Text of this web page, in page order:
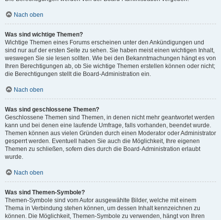
Nach oben
Was sind wichtige Themen?
Wichtige Themen eines Forums erscheinen unter den Ankündigungen und
sind nur auf der ersten Seite zu sehen. Sie haben meist einen wichtigen Inhalt,
weswegen Sie sie lesen sollten. Wie bei den Bekanntmachungen hängt es von
Ihren Berechtigungen ab, ob Sie wichtige Themen erstellen können oder nicht;
die Berechtigungen stellt die Board-Administration ein.
Nach oben
Was sind geschlossene Themen?
Geschlossene Themen sind Themen, in denen nicht mehr geantwortet werden
kann und bei denen eine laufende Umfrage, falls vorhanden, beendet wurde.
Themen können aus vielen Gründen durch einen Moderator oder Administrator
gesperrt werden. Eventuell haben Sie auch die Möglichkeit, Ihre eigenen
Themen zu schließen, sofern dies durch die Board-Administration erlaubt
wurde.
Nach oben
Was sind Themen-Symbole?
Themen-Symbole sind vom Autor ausgewählte Bilder, welche mit einem
Thema in Verbindung stehen können, um dessen Inhalt kennzeichnen zu
können. Die Möglichkeit, Themen-Symbole zu verwenden, hängt von Ihren